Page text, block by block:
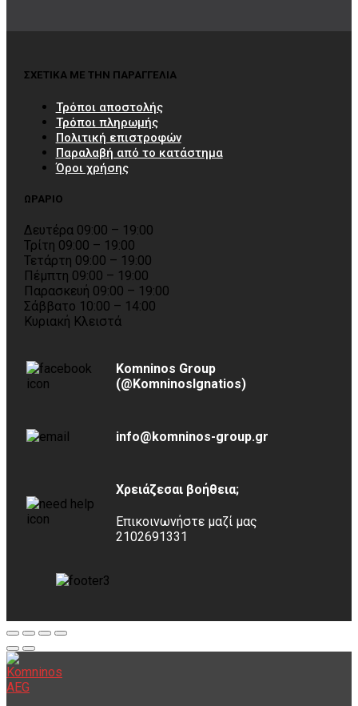
ΣΧΕΤΙΚΑ ΜΕ ΤΗΝ ΠΑΡΑΓΓΕΛΙΑ
Τρόποι αποστολής
Τρόποι πληρωμής
Πολιτική επιστροφών
Παραλαβή από το κατάστημα
Όροι χρήσης
ΩΡΑΡΙΟ
Δευτέρα 09:00 – 19:00
Τρίτη 09:00 – 19:00
Τετάρτη 09:00 – 19:00
Πέμπτη 09:00 – 19:00
Παρασκευή 09:00 – 19:00
Σάββατο 10:00 – 14:00
Κυριακή Κλειστά
Komninos Group
(@KomninosIgnatios)
info@komninos-group.gr
Χρειάζεσαι βοήθεια;
Επικοινωνήστε μαζί μας
2102691331